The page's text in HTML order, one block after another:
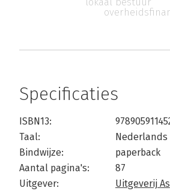
Specificaties
ISBN13:
Taal:
Nederlands
Bindwijze:
paperback
Aantal pagina's:
87
Uitgever:
Uitgeverij